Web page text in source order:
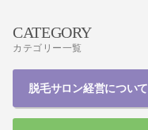
CATEGORY
カテゴリー一覧
脱毛サロン経営について